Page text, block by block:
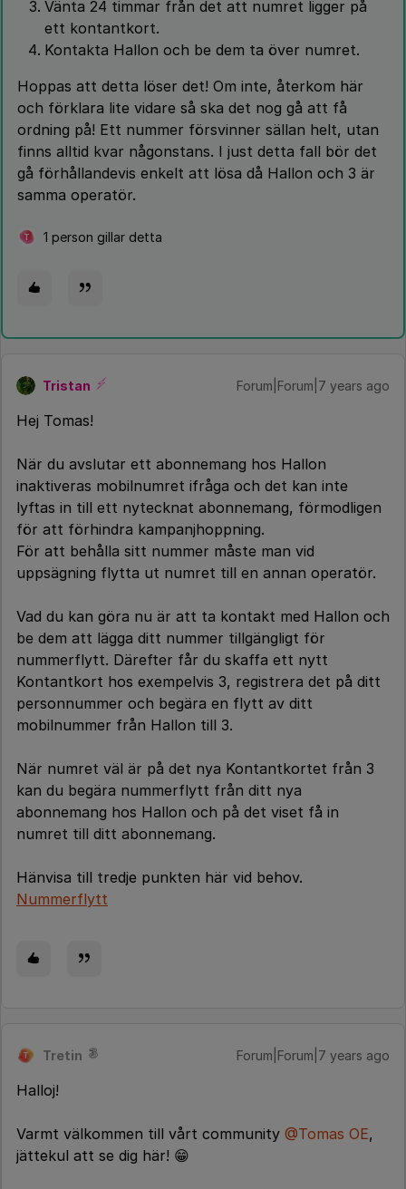
Vänta 24 timmar från det att numret ligger på
ett kontantkort.
Kontakta Hallon och be dem ta över numret.
Hoppas att detta löser det! Om inte, återkom här
och förklara lite vidare så ska det nog gå att få
ordning på! Ett nummer försvinner sällan helt, utan
finns alltid kvar någonstans. I just detta fall bör det
gå förhållandevis enkelt att lösa då Hallon och 3 är
samma operatör.
T 1 person gillar detta
Tristan Forum|Forum|7 years ago
Hej Tomas!
När du avslutar ett abonnemang hos Hallon
inaktiveras mobilnumret ifråga och det kan inte
lyftas in till ett nytecknat abonnemang, förmodligen
för att förhindra kampanjhoppning.
För att behålla sitt nummer måste man vid
uppsägning flytta ut numret till en annan operatör.
Vad du kan göra nu är att ta kontakt med Hallon och
be dem att lägga ditt nummer tillgängligt för
nummerflytt. Därefter får du skaffa ett nytt
Kontantkort hos exempelvis 3, registrera det på ditt
personnummer och begära en flytt av ditt
mobilnummer från Hallon till 3.
När numret väl är på det nya Kontantkortet från 3
kan du begära nummerflytt från ditt nya
abonnemang hos Hallon och på det viset få in
numret till ditt abonnemang.
Hänvisa till tredje punkten här vid behov.
Nummerflytt
T Tretin Forum|Forum|7 years ago
Halloj!
Varmt välkommen till vårt community @Tomas OE,
jättekul att se dig här! 😁